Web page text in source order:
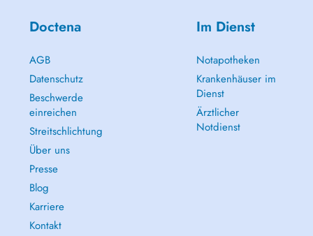
Doctena
AGB
Datenschutz
Beschwerde
einreichen
Streitschlichtung
Über uns
Presse
Blog
Karriere
Kontakt
Im Dienst
Notapotheken
Krankenhäuser im
Dienst
Ärztlicher
Notdienst